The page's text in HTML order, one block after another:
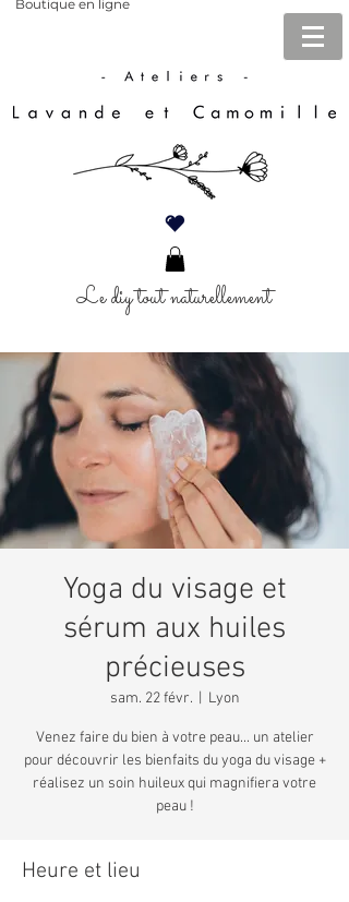
Boutique en ligne
Le diy tout naturellement
Yoga du visage et
sérum aux huiles
précieuses
sam. 22 févr.
  |
Lyon
Venez faire du bien à votre peau... un atelier
pour découvrir les bienfaits du yoga du visage +
réalisez un soin huileux qui magnifiera votre
peau !
Heure et lieu